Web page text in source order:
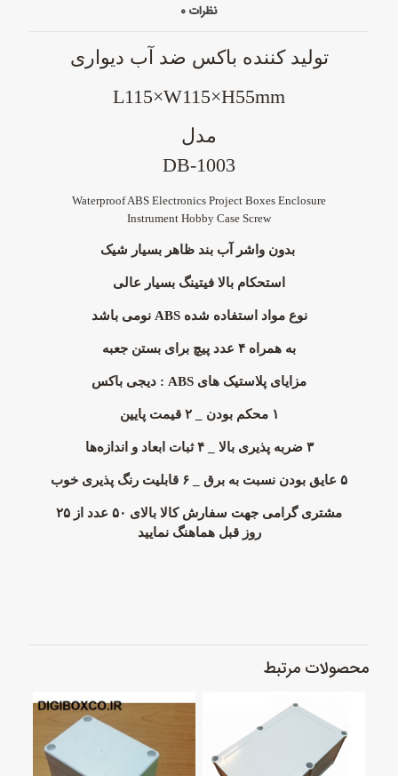
نظرات۰
تولید کننده باکس ضد آب دیواری
L115×W115×H55mm
مدل
DB-1003
Waterproof ABS Electronics Project Boxes Enclosure
Instrument Hobby Case Screw
بدون واشر آب بندظاهر بسیار شیک
استحکام بالا فیتینگ بسیار عالی
نوع مواد استفاده شده ABS نومی باشد
به همراه ۴ عدد پیچ برای بستن جعبه
مزایای پلاستیک های ABS : دیجی باکس
۱ محکم بودن _ ۲ قیمت پایین
۳ ضربه‌ پذیری بالا _ ۴ ثبات ابعاد و اندازه‌ها
۵ عایق بودن نسبت به برق _ ۶ قابلیت رنگ ‌پذیری خوب
مشتری گرامی جهت سفارش کالا بالای ۵۰ عدد از ۲۵
روز قبل هماهنگ نمایید
محصولات مرتبط